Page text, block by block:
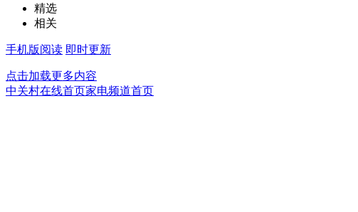
精选
相关
手机版阅读 即时更新
点击加载更多内容
中关村在线首页家电频道首页